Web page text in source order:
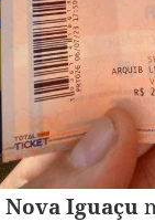
Nova Iguaçu